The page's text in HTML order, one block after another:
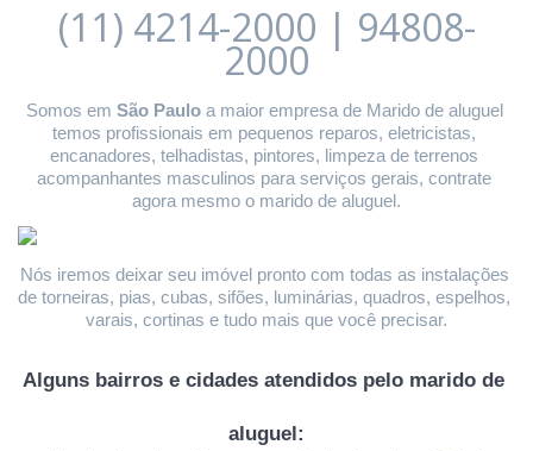
(11) 4214-2000 | 94808-
2000
Somos em São Paulo a maior empresa de Marido de aluguel
temos profissionais em pequenos reparos, eletricistas,
encanadores, telhadistas, pintores, limpeza de terrenos
acompanhantes masculinos para serviços gerais, contrate
agora mesmo o marido de aluguel.
Nós iremos deixar seu imóvel pronto com todas as instalações
de torneiras, pias, cubas, sifões, luminárias, quadros, espelhos,
varais, cortinas e tudo mais que você precisar.
Alguns bairros e cidades atendidos pelo marido de
aluguel: